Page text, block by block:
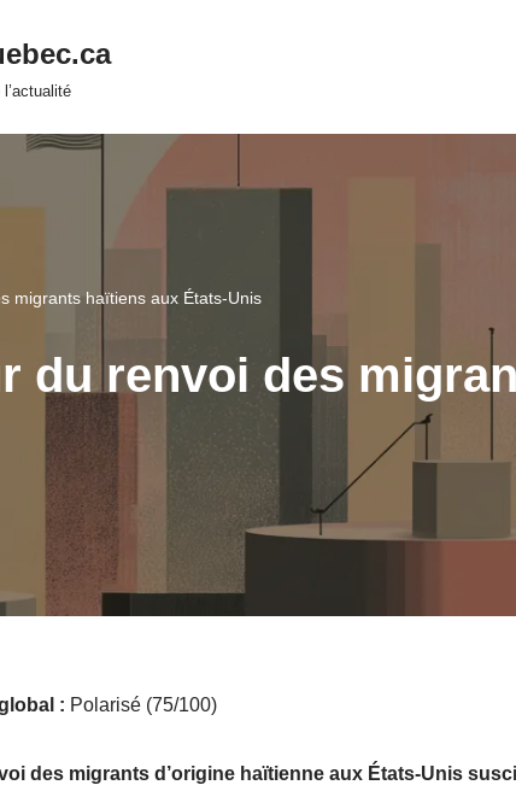
migrants haïtiens aux États-Unis
du renvoi des
: Polarisé (75/100)
des migrants d’origine haïtienne aux États-Unis